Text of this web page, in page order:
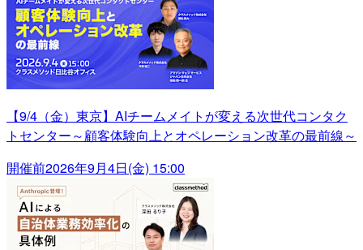
【9/4（金）東京】AIチームメイトが変える次世代コンタク
トセンター～顧客体験向上とオペレーション改革の最前線～
開催前2026年9月4日(金) 15:00